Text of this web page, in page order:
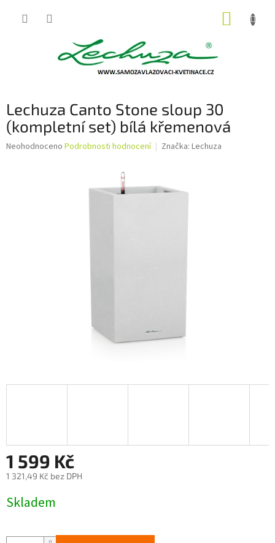
Lechuza Canto Stone sloup 30
(kompletní set) bílá křemenová
Průměrné
Neohodnoceno Podrobnosti hodnocení Značka: Lechuza
1 599 Kč
1 321,49 Kč bez DPH
cena:
Skladem